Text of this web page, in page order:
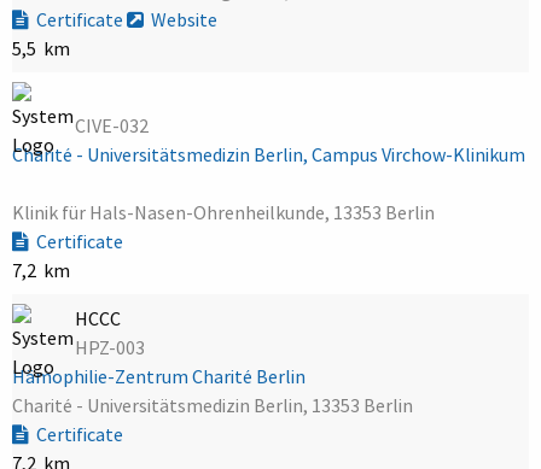
Certificate
Website
5,5 km
CIVE-032
Charité - Universitätsmedizin Berlin, Campus Virchow-Klinikum
Klinik für Hals-Nasen-Ohrenheilkunde, 13353 Berlin
Certificate
7,2 km
HCCC
HPZ-003
Hämophilie-Zentrum Charité Berlin
Charité - Universitätsmedizin Berlin, 13353 Berlin
Certificate
7,2 km